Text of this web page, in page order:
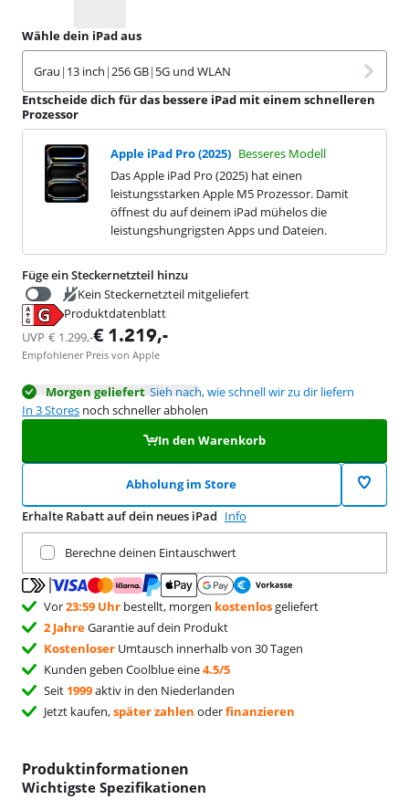
Wähle dein iPad aus
Grau | 13 inch |256 GB| 5G und WLAN
Entscheide dich für das bessere iPad mit einem schnelleren
Prozessor
Apple iPad Pro (2025) Besseres Modell
Das Apple iPad Pro (2025) hat einen
leistungsstarken Apple M5 Prozessor. Damit
öffnest du auf deinem iPad mühelos die
leistungshungrigsten Apps und Dateien.
Füge ein Steckernetzteil hinzu
Kein Steckernetzteil mitgeliefert
Produktdatenblatt
wird in neuem Tab geöffnet
UVP € 1.299,-€ 1.219,-
Empfohlener Preis von Apple
Morgen geliefert Sieh nach, wie schnell wir zu dir liefern
In 3 Stores noch schneller abholen
In den Warenkorb
Abholung im Store
Erhalte Rabatt auf dein neues iPad Info
Berechne deinen Eintauschwert
Vor23:59 Uhr bestellt, morgen kostenlosgeliefert
2 JahreGarantie auf dein Produkt
Kostenloser Umtausch innerhalb von 30 Tagen
Kunden geben Coolblue eine4.5/5
Seit 1999aktiv in den Niederlanden
Jetzt kaufen,später zahlen oderfinanzieren
Produktinformationen
Wichtigste Spezifikationen